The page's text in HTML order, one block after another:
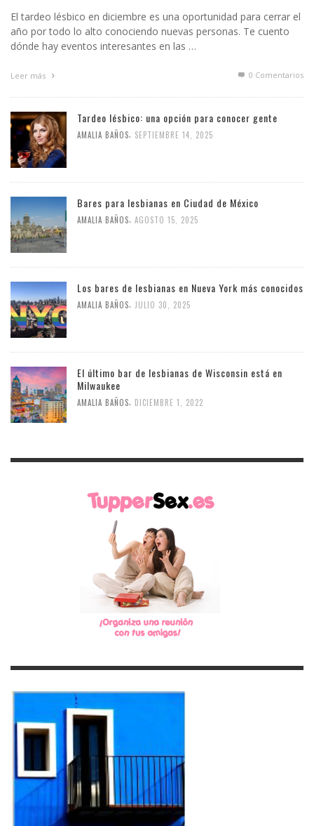
El tardeo lésbico en diciembre es una oportunidad para cerrar el
año por todo lo alto conociendo nuevas personas. Te cuento
dónde hay eventos interesantes en las …
Leer más 0 Comentarios
Tardeo lésbico: una opción para conocer gente
AMALIA BAÑOS SEPTIEMBRE 14, 2025
Bares para lesbianas en Ciudad de México
AMALIA BAÑOS AGOSTO 15, 2025
Los bares de lesbianas en Nueva York más conocidos
AMALIA BAÑOS JULIO 30, 2025
El último bar de lesbianas de Wisconsin está en
Milwaukee
AMALIA BAÑOS DICIEMBRE 1, 2022